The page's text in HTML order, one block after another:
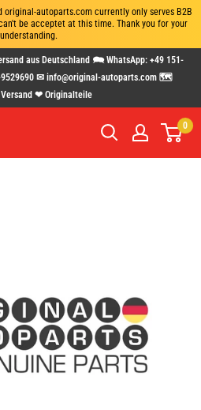
original-autoparts.com currently only serves B2B
be acceptet at this time. Thank you for your
understanding.
aus Deutschland 🗪 WhatsApp: +49 151-
✉ info@original-autoparts.com 🗺
❤ Originalteile
0